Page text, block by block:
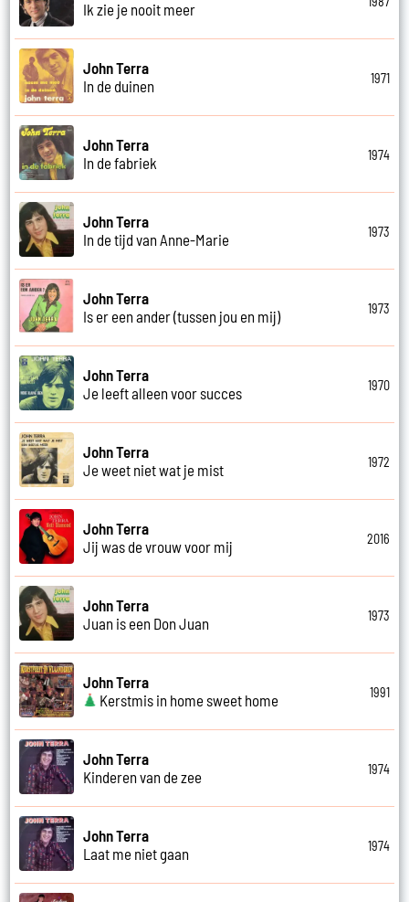
Ik zie je nooit meer
John Terra
In de duinen
1971
John Terra
In de fabriek
1974
John Terra
In de tijd van Anne-Marie
1973
John Terra
Is er een ander (tussen jou en mij)
1973
John Terra
Je leeft alleen voor succes
1970
John Terra
Je weet niet wat je mist
1972
John Terra
Jij was de vrouw voor mij
2016
John Terra
Juan is een Don Juan
1973
John Terra
Kerstmis in home sweet home
1991
John Terra
Kinderen van de zee
1974
John Terra
Laat me niet gaan
1974